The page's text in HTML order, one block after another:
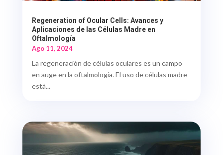
Regeneration of Ocular Cells: Avances y
Aplicaciones de las Células Madre en
Oftalmología
Ago 11, 2024
La regeneración de células oculares es un campo
en auge en la oftalmología. El uso de células madre
está...